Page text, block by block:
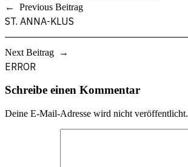
Skip
back
to
main
navigation
Beitragsnavigation
Previous Beitrag
ST. ANNA-KLUS
Next Beitrag
ERROR
Schreibe einen Kommentar
Deine E-Mail-Adresse wird nicht veröffentlicht.